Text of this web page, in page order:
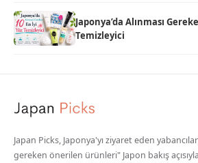
Japonya’da Alınması
Temizleyici
Japan Picks, Japonya'yı ziyaret eden
gereken önerilen ürünleri" Japon bakış